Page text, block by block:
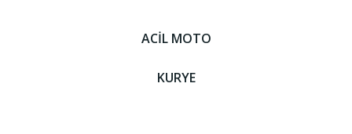
ACİL MOTO
KURYE